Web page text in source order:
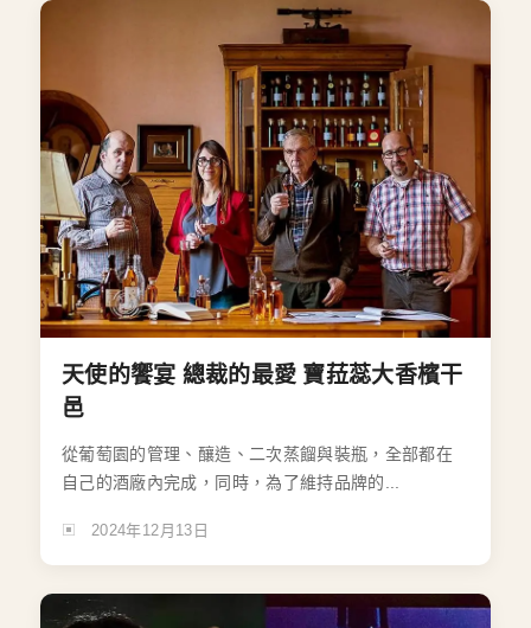
天使的饗宴 總裁的最愛 寶菈蕊大香檳干
邑
從葡萄園的管理、釀造、二次蒸餾與裝瓶，全部都在
自己的酒廠內完成，同時，為了維持品牌的...
2024年12月13日